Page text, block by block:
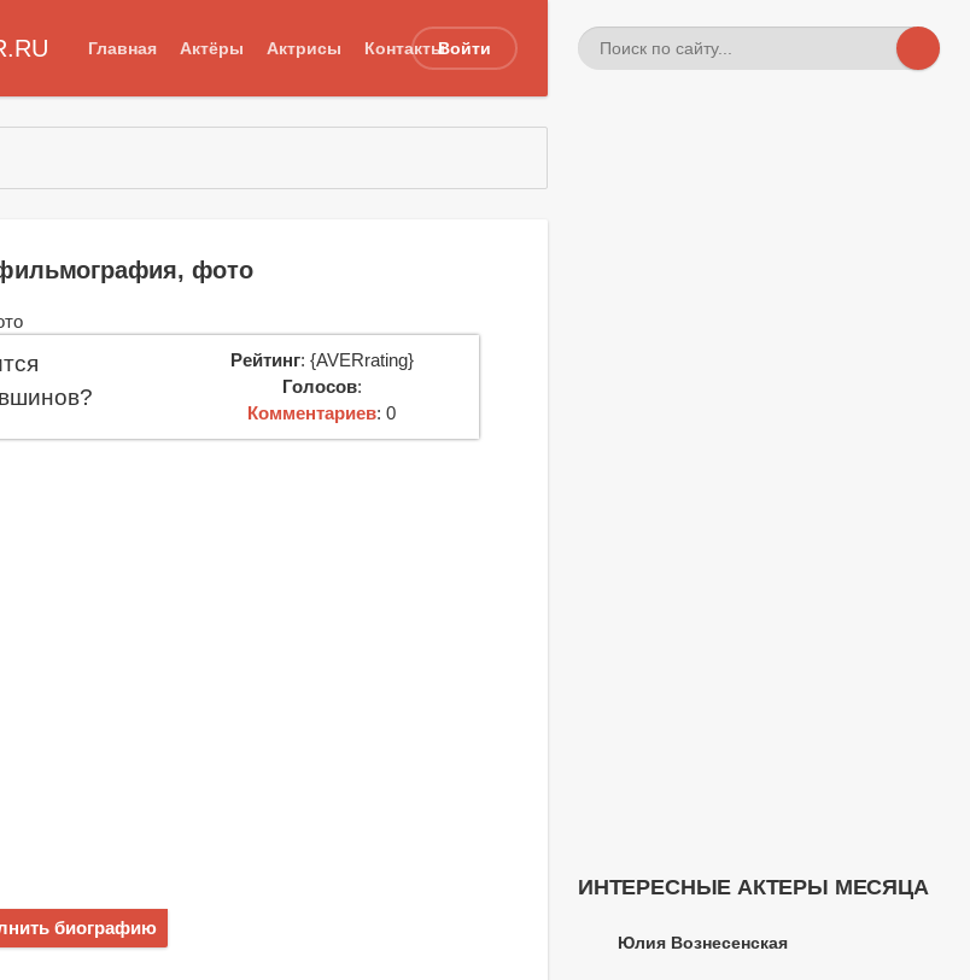
Главная Актёры Актрисы КонтактыВойти
фото
Рейтинг: {AVERrating}
Голосов:
Комментариев: 0
биографию
ИНТЕРЕСНЫЕ АКТЕРЫ МЕСЯЦА
Юлия Вознесенская